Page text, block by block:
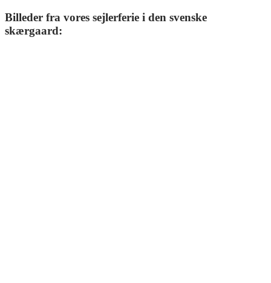
Billeder fra vores sejlerferie i den svenske
skærgaard: